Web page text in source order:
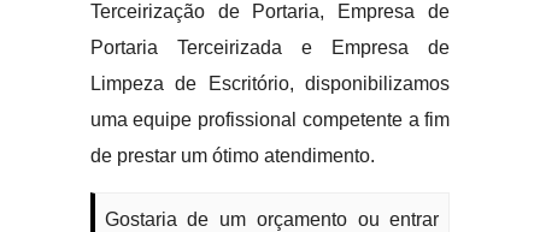
Terceirização de Portaria, Empresa de
Portaria Terceirizada e Empresa de
Limpeza de Escritório, disponibilizamos
uma equipe profissional competente a fim
de prestar um ótimo atendimento.
Gostaria de um orçamento ou entrar